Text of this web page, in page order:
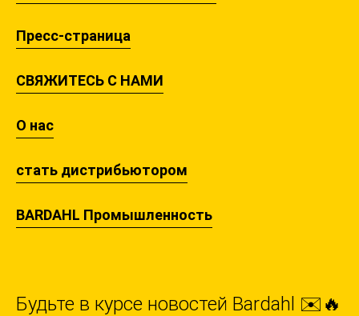
Пресс-страница
СВЯЖИТЕСЬ С НАМИ
О нас
стать дистрибьютором
BARDAHL Промышленность
Будьте в курсе новостей Bardahl ✉️🔥